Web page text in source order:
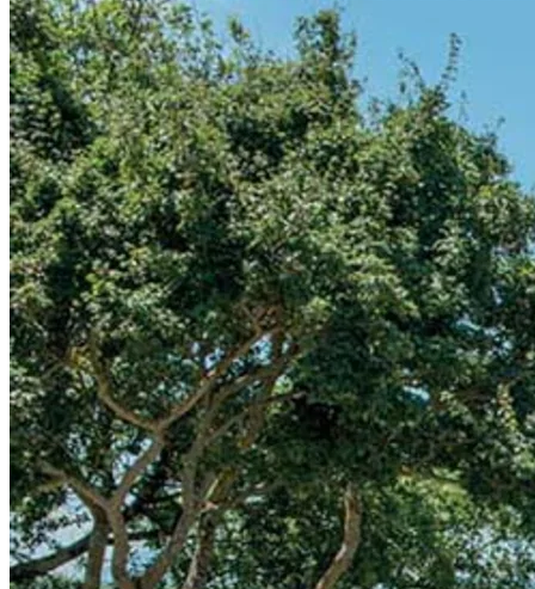
Løfter hele rummet
Denne liggestol kommer i flere forskellige farver, som alle er både
legende og elegante på samme tid. Hos os kan du vælge mellem
farverne rød, blå og hvid. Uanset om du bruger Snooze Deck Chair
udendørs eller indendørs, vil disse fine liggestole løfte hele miljøet.
Solseng Siesta fra Cane-line
Billedet øverst i artiklen viste lange rækker af Siesta solsenge fra
Cane-line. Du behøver ikke have en hel række på din terrasse for at
skabe den luksuriøse feriefølelse, en eller to Siesta Solsenge vil se
lige så flotte ud på din terrasse. Solsengen fås i to forskellige
designs, denne mørkere grå nuance vist på billedet herunder, samt i
en lysere grå tone. Puden er lysegrå og købes separat.